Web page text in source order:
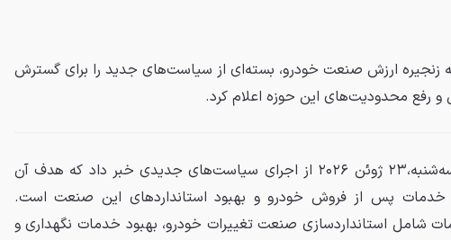
ارزش صنعت خودرو، بسته‌ای از سیاست‌های جدید را برای گسترش
رفع محدودیت‌های این حوزه اعلام کرد.
وزارت بازرگانی چین روز سه‌شنبه،۲۳ ژوئن ۲۰۲۶ از اجرای سیاست‌های جدیدی خبر داد که هدف آن
پس از فروش خودرو و بهبود استانداردهای این صنعت است.
شامل استانداردسازی صنعت تغییرات خودرو، بهبود خدمات نگهداری و